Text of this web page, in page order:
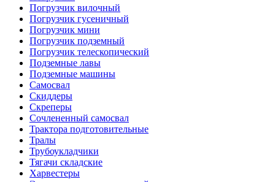
Погрузчик вилочный
Погрузчик гусеничный
Погрузчик мини
Погрузчик подземный
Погрузчик телескопический
Подземные лавы
Подземные машины
Самосвал
Скиддеры
Скреперы
Сочлененный самосвал
Трактора подготовительные
Тралы
Трубоукладчики
Тягачи складские
Харвестеры